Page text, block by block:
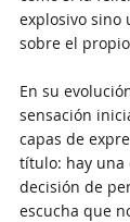
explosivo sino
sobre el
En su
sensación
capas de
título: hay una
decisión de
escucha que